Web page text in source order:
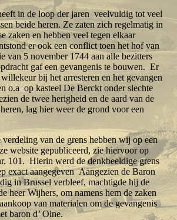
in de loop der jaren veelvuldig tot veel
beide heren. Ze zaten zich regelmatig in
zaken en hebben veel tegen elkaar
er ook een conflict toen het hof van
van 5 november 1744 aan alle bezitters
gaf een gevangenis te bouwen. Er
bij het arresteren en het gevangen
o.a op kasteel De Berckt onder slechte
de twee herigheid en de aard van de
lag hier weer de grond voor een
van de grens hebben wij op een
website gepubliceerd, zie hiervoor op
101. Hierin werd de denkbeeldige grens
exact aangegeven Aangezien de Baron
in Brussel verbleef, machtigde hij de
heer Wijhers, om namens hem de zaken
van materialen om de gevangenis
baron d’ Olne.